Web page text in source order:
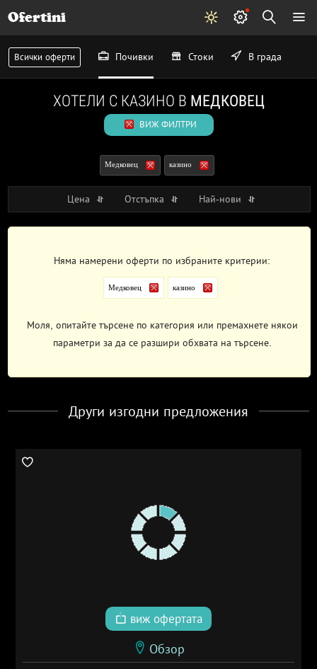
Ofertini
Всички оферти Почивки Стоки В града
ХОТЕЛИ С КАЗИНО В МЕДКОВЕЦ
ВИЖ ФИЛТРИ
Медковец казино
Цена Отстъпка Най-нови
Няма намерени оферти по избраните критерии:
Медковец казино
Моля, опитайте търсене по категория или премахнете някои
параметри за да се разшири обхвата на търсене.
Други изгодни предложения
виж офертата
Обзор